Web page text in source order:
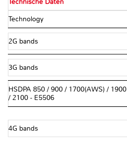
Technische Daten
Technology
2G bands
3G bands
HSDPA 850 / 900 / 1700(AWS) / 1900
/ 2100 - E5506
4G bands